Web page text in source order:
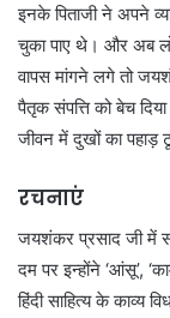
इनके पिताजी ने अपने
चुका पाए थे। और अब
वापस मांगने लगे तो
पैतृक संपत्ति को बेच
जीवन में दुखों का पहाड़
रचनाएं
जयशंकर प्रसाद जी में
दम पर इन्होंने ‘आंसू’,
हिंदी साहित्य के काव्य